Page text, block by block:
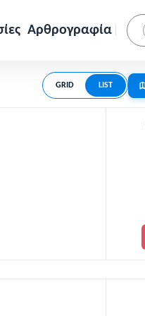
Αρθρογραφία
GRID LIST